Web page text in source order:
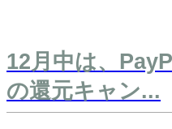
12月中は、
の還元キャン...